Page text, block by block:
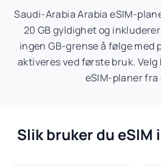
Saudi-Arabia Arabia eSIM-
20 GB gyldighet og
ingen GB-grense å følge med
aktiveres ved første bruk.
eSIM-planer fra
Slik bruker du eSIM